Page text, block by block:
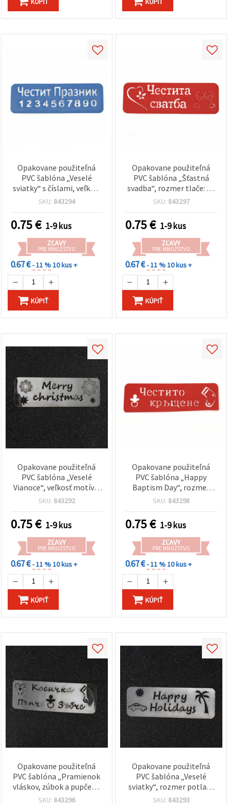
Opakovane použiteľná
PVC šablóna „Veselé
sviatky“ s číslami, veľkosť
potlače: 13 x 3,5 cm
SKU: 843294
0.75€ 1-9 kus
ZĽAVY
PRE MNOŽSTVO
0.67 €- 11 %10 kus +
KÚPIŤ
Opakovane použiteľná
PVC šablóna „Šťastná
svadba“, rozmer tlače: 14
× 4,3 cm
SKU: 843297
0.75€ 1-9 kus
ZĽAVY
PRE MNOŽSTVO
0.67 €- 11 %10 kus +
KÚPIŤ
Opakovane použiteľná
PVC šablóna „Veselé
Vianoce“, veľkosť motívu:
14 x 4 cm
SKU: 843292
0.75€ 1-9 kus
ZĽAVY
PRE MNOŽSTVO
0.67 €- 11 %10 kus +
KÚPIŤ
Opakovane použiteľná
PVC šablóna „Happy
Baptism Day“, rozmer
motívu: 13,6 × 3,5 cm
SKU: 843298
0.75€ 1-9 kus
ZĽAVY
PRE MNOŽSTVO
0.67 €- 11 %10 kus +
KÚPIŤ
Opakovane použiteľná
PVC šablóna „Pramienok
vláskov, zúbok a pupček“,
rozmer potlače 14 × 4 cm
SKU: 843296
Opakovane použiteľná
PVC šablóna „Veselé
sviatky“, rozmer potlače
14 × 4 cm
SKU: 843293